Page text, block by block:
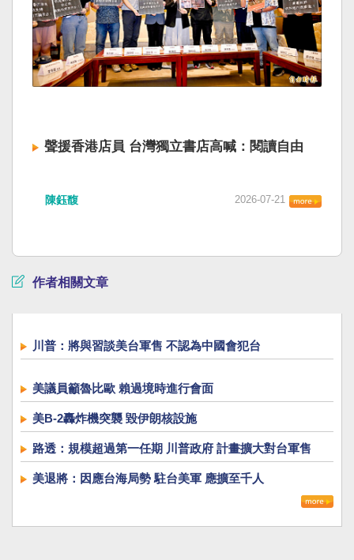
聲援香港店員 台灣獨立書店高喊：閱讀自由
陳鈺馥 2026-07-21
作者相關文章
川普：將與習談美台軍售 不認為中國會犯台
美議員籲魯比歐 賴過境時進行會面
美B-2轟炸機突襲 毀伊朗核設施
路透：規模超過第一任期 川普政府 計畫擴大對台軍售
美退將：因應台海局勢 駐台美軍 應擴至千人